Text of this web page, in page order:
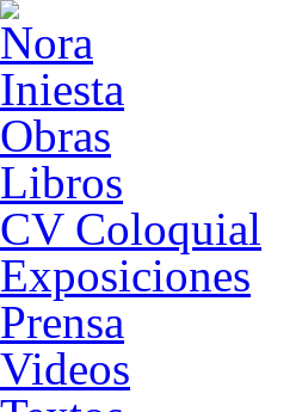
Obras
Libros
CV Coloquial
Exposiciones
Prensa
Videos